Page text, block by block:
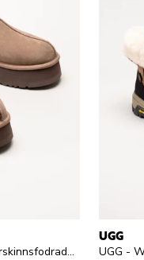
UGG - W Tazz II - Bruna fårskinnsfodrade tofflor i mocka
UGG